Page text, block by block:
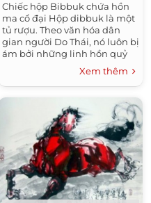
Chiếc hộp Bibbuk chứa hồn
ma cổ đại Hộp dibbuk là một
tủ rượu. Theo văn hóa dân
gian người Do Thái, nó luôn bị
ám bởi những linh hồn quỷ
dữ. Một chiếc hộp dibbuk đã
trở nên nổi tiếng khi được...
Xem thêm